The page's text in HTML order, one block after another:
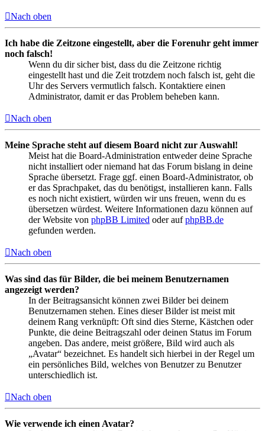
Nach oben
Ich habe die Zeitzone eingestellt, aber die Forenuhr geht immer
noch falsch!
Wenn du dir sicher bist, dass du die Zeitzone richtig
eingestellt hast und die Zeit trotzdem noch falsch ist, geht die
Uhr des Servers vermutlich falsch. Kontaktiere einen
Administrator, damit er das Problem beheben kann.
Nach oben
Meine Sprache steht auf diesem Board nicht zur Auswahl!
Meist hat die Board-Administration entweder deine Sprache
nicht installiert oder niemand hat das Forum bislang in deine
Sprache übersetzt. Frage ggf. einen Board-Administrator, ob
er das Sprachpaket, das du benötigst, installieren kann. Falls
es noch nicht existiert, würden wir uns freuen, wenn du es
übersetzen würdest. Weitere Informationen dazu können auf
der Website von phpBB Limited oder aufphpBB.de
gefunden werden.
Nach oben
Was sind das für Bilder, die bei meinem Benutzernamen
angezeigt werden?
In der Beitragsansicht können zwei Bilder bei deinem
Benutzernamen stehen. Eines dieser Bilder ist meist mit
deinem Rang verknüpft: Oft sind dies Sterne, Kästchen oder
Punkte, die deine Beitragszahl oder deinen Status im Forum
angeben. Das andere, meist größere, Bild wird auch als
„Avatar“ bezeichnet. Es handelt sich hierbei in der Regel um
ein persönliches Bild, welches von Benutzer zu Benutzer
unterschiedlich ist.
Nach oben
Wie verwende ich einen Avatar?